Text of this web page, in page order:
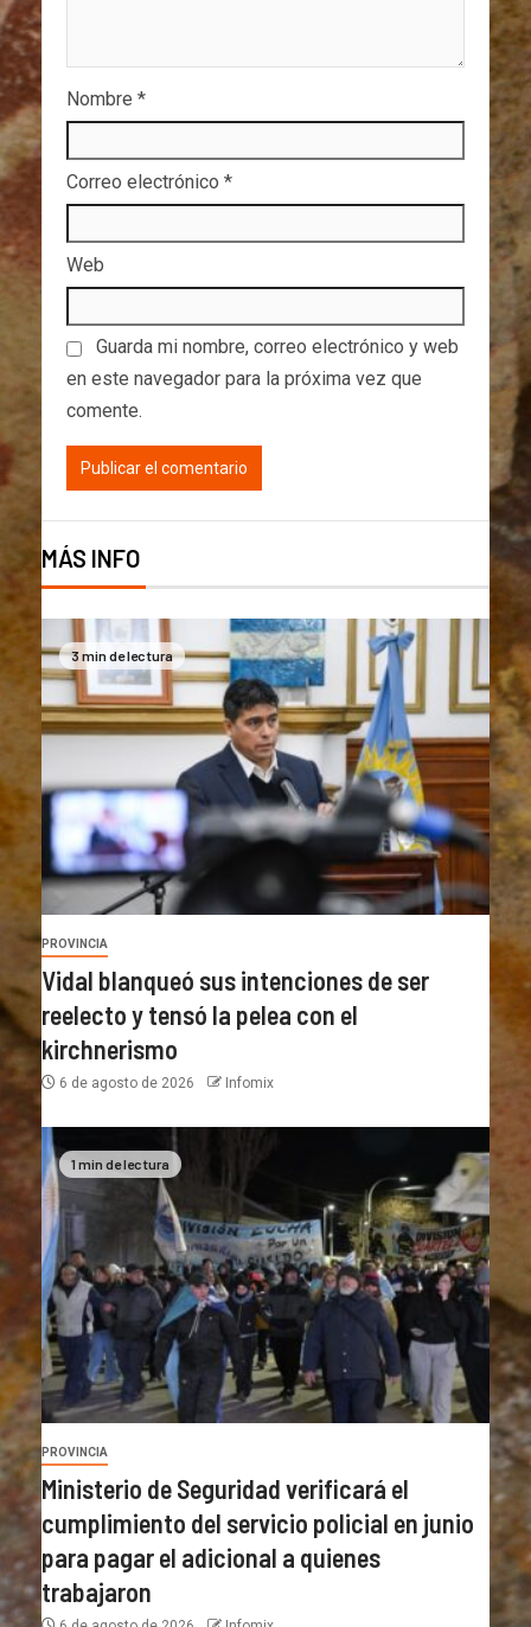
Nombre *
Correo electrónico *
Web
Guarda mi nombre, correo electrónico y web
en este navegador para la próxima vez que
comente.
MÁS INFO
3 min de lectura
PROVINCIA
Vidal blanqueó sus intenciones de ser
reelecto y tensó la pelea con el
kirchnerismo
6 de agosto de 2026 Infomix
1 min de lectura
PROVINCIA
Ministerio de Seguridad verificará el
cumplimiento del servicio policial en junio
para pagar el adicional a quienes
trabajaron